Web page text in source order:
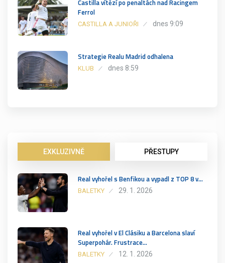
Castilla vítězí po penaltách nad Racingem
Ferrol
CASTILLA A JUNIOŘI dnes 9:09
Strategie Realu Madrid odhalena
KLUB dnes 8:59
EXKLUZIVNĚ PŘESTUPY
Real vyhořel s Benfikou a vypadl z TOP 8 v…
BALETKY 29. 1. 2026
Real vyhořel v El Clásiku a Barcelona slaví
Superpohár. Frustrace…
BALETKY 12. 1. 2026